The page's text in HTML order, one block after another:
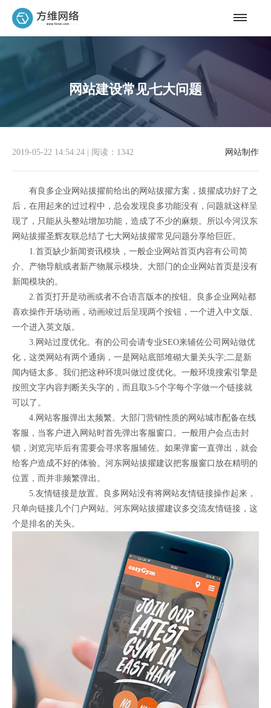
网站建设常见七大问题
网站制作
2019-05-22 14:54:24 阅读：1342
有良多企业网站拔擢前给出的网站拔擢方案，拔擢成功好了之
后，在用起来的过过程中，总会发现良多功能没有，问题就这样呈
现了，只能从头整站增加功能，造成了不少的麻烦。所以今河汉东
网站拔擢圣辉友联总结了七大网站拔擢常见问题分享给巨匠。
1.首页缺少新闻资讯模块，一般企业网站首页内容有公司简
介、产物导航或者新产物展示模块。大部门的企业网站首页是没有
新闻模块的。
2.首页打开是动画或者不合语言版本的按钮。良多企业网站都
喜欢操作开场动画，动画竣过后呈现两个按钮，一个进入中文版、
一个进入英文版。
3.网站过度优化。有的公司会请专业SEO来辅佐公司网站做优
化，这类网站有两个通病，一是网站底部堆砌大量关头字;二是新
闻内链太多。我们把这种环境叫做过度优化。一般环境搜索引擎是
按照文字内容判断关头字的，而且取3-5个字每个字做一个链接就
可以了。
4.网站客服弹出太频繁。大部门营销性质的网站城市配备在线
客服，当客户进入网站时首先弹出客服窗口。一般用户会点击封
锁，浏览完毕后有需要会寻求客服辅佐。如果弹窗一直弹出，就会
给客户造成不好的体验。河东网站拔擢建议把客服窗口放在精明的
位置，而并非频繁弹出。
5.友情链接是放置。良多网站没有将网站友情链接操作起来，
只单向链接几个门户网站。河东网站拔擢建议多交流友情链接，这
个是排名的关头。